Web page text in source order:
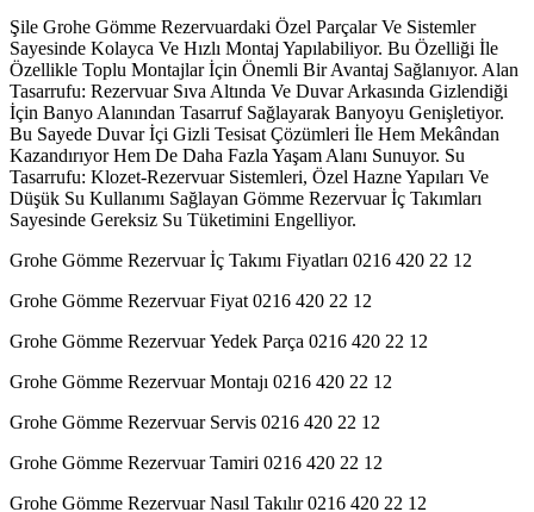
Şile Grohe Gömme Rezervuardaki Özel Parçalar Ve Sistemler
Sayesinde Kolayca Ve Hızlı Montaj Yapılabiliyor. Bu Özelliği İle
Özellikle Toplu Montajlar İçin Önemli Bir Avantaj Sağlanıyor. Alan
Tasarrufu: Rezervuar Sıva Altında Ve Duvar Arkasında Gizlendiği
İçin Banyo Alanından Tasarruf Sağlayarak Banyoyu Genişletiyor.
Bu Sayede Duvar İçi Gizli Tesisat Çözümleri İle Hem Mekândan
Kazandırıyor Hem De Daha Fazla Yaşam Alanı Sunuyor. Su
Tasarrufu: Klozet-Rezervuar Sistemleri, Özel Hazne Yapıları Ve
Düşük Su Kullanımı Sağlayan Gömme Rezervuar İç Takımları
Sayesinde Gereksiz Su Tüketimini Engelliyor.
Grohe Gömme Rezervuar İç Takımı Fiyatları 0216 420 22 12
Grohe Gömme Rezervuar Fiyat 0216 420 22 12
Grohe Gömme Rezervuar Yedek Parça 0216 420 22 12
Grohe Gömme Rezervuar Montajı 0216 420 22 12
Grohe Gömme Rezervuar Servis 0216 420 22 12
Grohe Gömme Rezervuar Tamiri 0216 420 22 12
Grohe Gömme Rezervuar Nasıl Takılır 0216 420 22 12